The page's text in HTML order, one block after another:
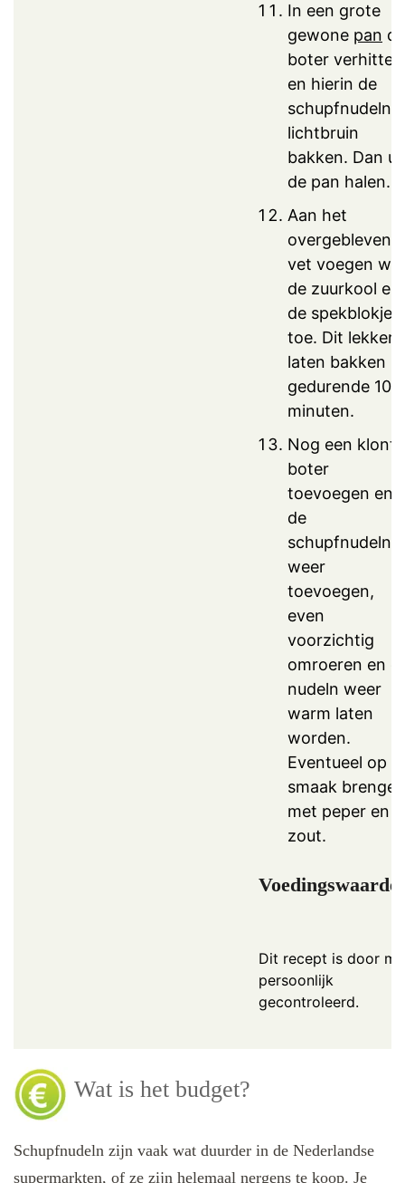
In een grote
gewone pan de
boter verhitten
en hierin de
schupfnudeln
lichtbruin
bakken. Dan
de pan halen.
Aan het
overgebleven
vet voegen we
de zuurkool en
de spekblokjes
toe. Dit lekker
laten bakken
gedurende 10
minuten.
Nog een
boter
toevoegen en
de
schupfnudeln
weer
toevoegen,
even
voorzichtig
omroeren en
nudeln weer
warm laten
worden.
Eventueel op
smaak brengen
met peper en
zout.
Voedingswaarde
Dit recept is door mij
persoonlijk
gecontroleerd.
Wat is het budget?
Schupfnudeln zijn vaak wat duurder in de Nederlandse
supermarkten, of ze zijn helemaal nergens te koop. Je